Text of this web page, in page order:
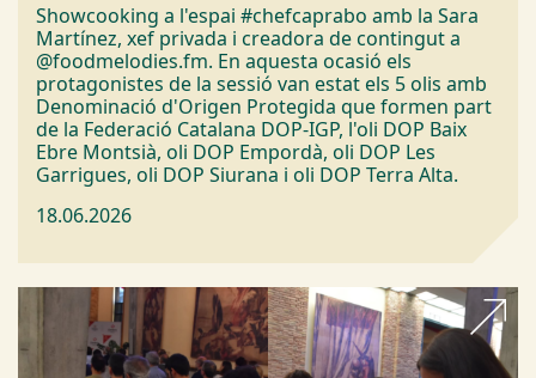
Showcooking a l'espai #chefcaprabo amb la Sara
Martínez, xef privada i creadora de contingut a
@foodmelodies.fm. En aquesta ocasió els
protagonistes de la sessió van estat els 5 olis amb
Denominació d'Origen Protegida que formen part
de la Federació Catalana DOP-IGP, l'oli DOP Baix
Ebre Montsià, oli DOP Empordà, oli DOP Les
Garrigues, oli DOP Siurana i oli DOP Terra Alta.
18.06.2026